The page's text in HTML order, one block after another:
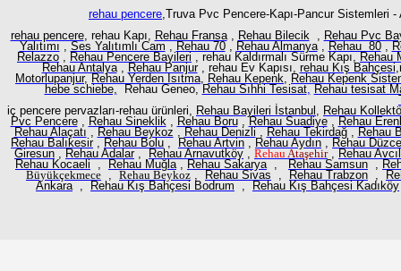
rehau pencere,Truva Pvc Pencere-Kapı-Pancur Sistemleri
rehau pencere, rehau Kapı, Rehau Fransa, Rehau Bilecik, Rehau Pvc
Yalıtımı , Ses Yalıtımlı Cam , Rehau 70, Rehau Almanya, Rehau 80,
Relazzo , Rehau Pencere Bayileri , rehau Kaldırmalı Sürme Kapı, Rehau
Rehau Antalya, Rehau Panjur, rehau Ev Kapısı, rehau Kış Bahçesi
Motorlupanjur, Rehau Yerden Isıtma, Rehau Kepenk, Rehau Kepenk
hebe schiebe,
Rehau Geneo, Rehau Sıhhi Tesisat, Rehau tesisat
iç pencere pervazları-rehau ürünleri, Rehau Bayileri İstanbul , Rehau
Pvc Pencere, Rehau Sineklik, Rehau Boru,Rehau Suadiye, Rehau
Rehau Alaçatı , Rehau Beykoz , Rehau Denizli , Rehau Tekirdağ, Rehau
Rehau Balıkesir, Rehau Bolu , Rehau Artvin , Rehau Aydın , Rehau Düzce
Giresun , Rehau Adalar, Rehau Arnavutköy , Rehau Ataşehir, Rehau
Rehau Kocaeli , Rehau Muğla, Rehau Sakarya , Rehau Samsun ,
Büyükçekmece , Rehau Beykoz , Rehau Sivas , Rehau Trabzon ,
Ankara, Rehau Kış Bahçesi Bodrum , Rehau Kış Bahçesi Kadıköy